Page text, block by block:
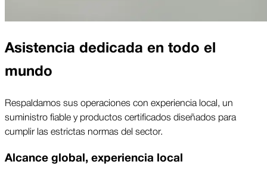
Asistencia dedicada en todo el
mundo
Respaldamos sus operaciones con experiencia local, un
suministro fiable y productos certificados diseñados para
cumplir las estrictas normas del sector.
Alcance global, experiencia local